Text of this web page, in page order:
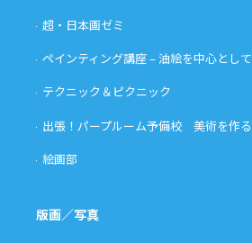
超・日本画ゼミ
ペインティング講座 – 油絵を中心として
テクニック＆ピクニック
出張！パープルーム予備校 美術を作る
絵画部
版画／写真